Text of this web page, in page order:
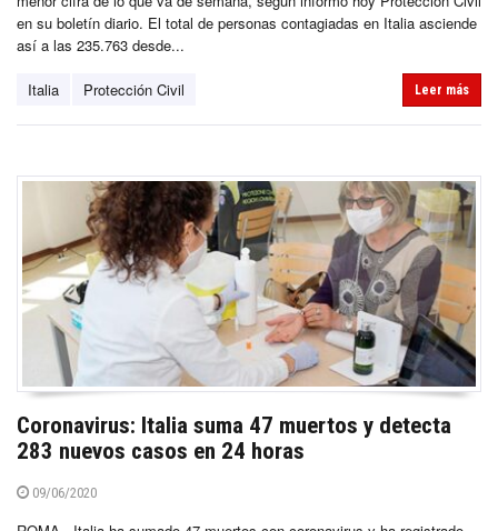
en su boletín diario. El total de personas contagiadas en Italia asciende
así a las 235.763 desde...
Italia Protección Civil Leer más
Coronavirus: Italia suma 47 muertos y detecta
283 nuevos casos en 24 horas
09/06/2020